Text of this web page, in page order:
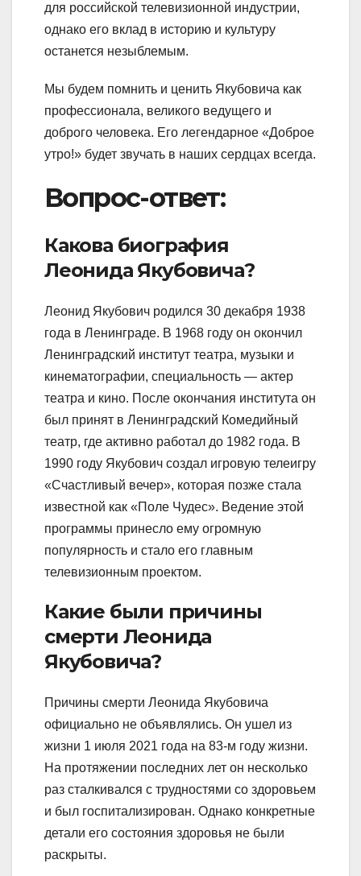
для российской телевизионной индустрии,
однако его вклад в историю и культуру
останется незыблемым.
Мы будем помнить и ценить Якубовича как
профессионала, великого ведущего и
доброго человека. Его легендарное «Доброе
утро!» будет звучать в наших сердцах всегда.
Вопрос-ответ:
Какова биография
Леонида Якубовича?
Леонид Якубович родился 30 декабря 1938
года в Ленинграде. В 1968 году он окончил
Ленинградский институт театра, музыки и
кинематографии, специальность — актер
театра и кино. После окончания института он
был принят в Ленинградский Комедийный
театр, где активно работал до 1982 года. В
1990 году Якубович создал игровую телеигру
«Счастливый вечер», которая позже стала
известной как «Поле Чудес». Ведение этой
программы принесло ему огромную
популярность и стало его главным
телевизионным проектом.
Какие были причины
смерти Леонида
Якубовича?
Причины смерти Леонида Якубовича
официально не объявлялись. Он ушел из
жизни 1 июля 2021 года на 83-м году жизни.
На протяжении последних лет он несколько
раз сталкивался с трудностями со здоровьем
и был госпитализирован. Однако конкретные
детали его состояния здоровья не были
раскрыты.